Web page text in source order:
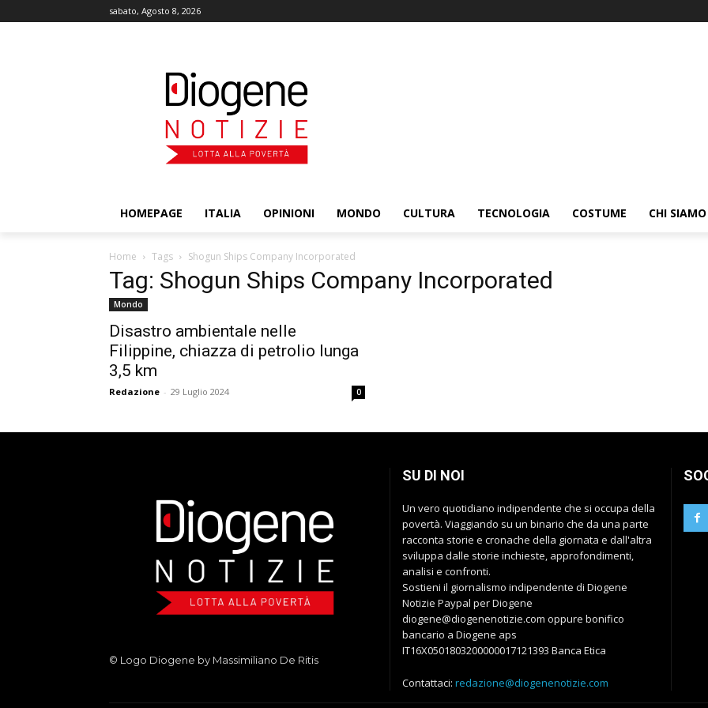
sabato, Agosto 8, 2026
HOMEPAGE ITALIA OPINIONI MONDO CULTURA TECNOLOGIA COSTUME CHI SIAMO
Home Tags Shogun Ships Company Incorporated
Tag: Shogun Ships Company Incorporated
Mondo
Disastro ambientale nelle
Filippine, chiazza di petrolio lunga
3,5 km
Redazione - 29 Luglio 2024 0
© Logo Diogene by Massimiliano De Ritis
SU DI NOI
Un vero quotidiano indipendente che si occupa della
povertà. Viaggiando su un binario che da una parte
racconta storie e cronache della giornata e dall'altra
sviluppa dalle storie inchieste, approfondimenti,
analisi e confronti.
Sostieni il giornalismo indipendente di Diogene
Notizie Paypal per Diogene
diogene@diogenenotizie.com oppure bonifico
bancario a Diogene aps
IT16X0501803200000017121393 Banca Etica
Contattaci: redazione@diogenenotizie.com